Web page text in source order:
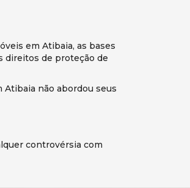
em Atibaia, as bases
direitos de proteção de
Atibaia não abordou seus
controvérsia com